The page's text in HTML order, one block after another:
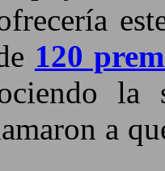
120
la
a